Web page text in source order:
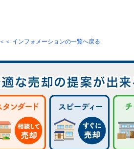
＜＜ インフォメーションの一覧へ戻る